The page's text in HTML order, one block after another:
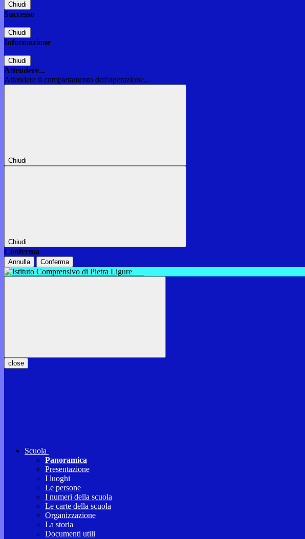
Chiudi
Successo
Chiudi
Informazione
Chiudi
Attendere...
Attendere il completamento dell'operazione...
Chiudi
Chiudi
Conferma
Annulla Conferma
close
Scuola
Panoramica
Presentazione
I luoghi
Le persone
I numeri della scuola
Le carte della scuola
Organizzazione
La storia
Documenti utili